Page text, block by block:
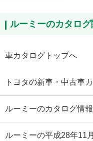
ルーミーのカタログ
車カタログトップへ
トヨタの新車・中古車
ルーミーのカタログ情
ルーミーの平成28年11